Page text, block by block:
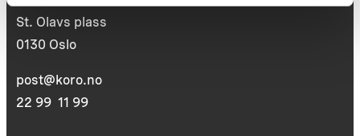
St. Olavs plass
0130 Oslo
post@koro.no
22 99 11 99